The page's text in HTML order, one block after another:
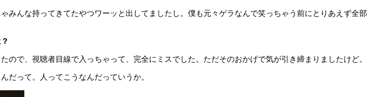
んな持ってきてたやつワーッと出してましたし。僕も元々ゲラなんで笑っちゃう前にとりあえず全部
で、視聴者目線で入っちゃって、完全にミスでした。ただそのおかげで気が引き締まりましたけど。
って。人ってこうなんだっていうか。